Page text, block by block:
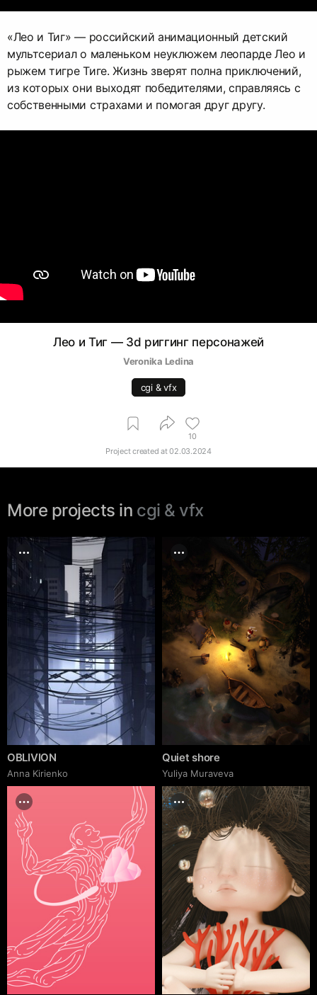
«Лео и Тиг» — российский анимационный детский
мультсериал о маленьком неуклюжем леопарде Лео и
рыжем тигре Тиге. Жизнь зверят полна приключений,
из которых они выходят победителями, справляясь с
собственными страхами и помогая друг другу.
Лео и Тиг — 3d риггинг персонажей
Veronika Ledina
cgi & vfx
10
Project created at02.03.2024
More projects in cgi & vfx
OBLIVION
Anna Kirienko
Quiet shore
Yuliya Muraveva